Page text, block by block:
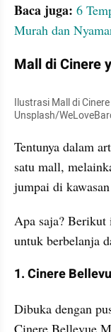
Baca juga: 6
Murah dan
Mall di Cinere
Ilustrasi Mall di
Unsplash/
Tentunya dalam
satu mall,
jumpai di
Apa saja?
untuk berbelanja
1. Cinere
Dibuka dengan
Cinere Bellevue